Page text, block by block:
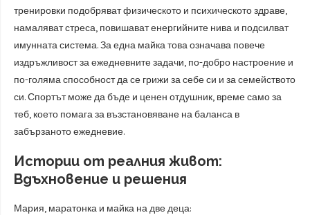
тренировки подобряват физическото и психическото здраве,
намаляват стреса, повишават енергийните нива и подсилват
имунната система. За една майка това означава повече
издръжливост за ежедневните задачи, по-добро настроение и
по-голяма способност да се грижи за себе си и за семейството
си. Спортът може да бъде и ценен отдушник, време само за
теб, което помага за възстановяване на баланса в
забързаното ежедневие.
Истории от реалния живот:
Вдъхновение и решения
Мария, маратонка и майка на две деца: